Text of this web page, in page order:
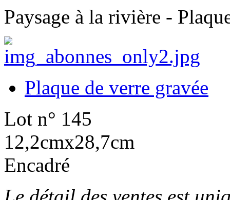
Paysage à la rivière -
Plaque de verre gravée
Lot n° 145
12,2cmx28,7cm
Encadré